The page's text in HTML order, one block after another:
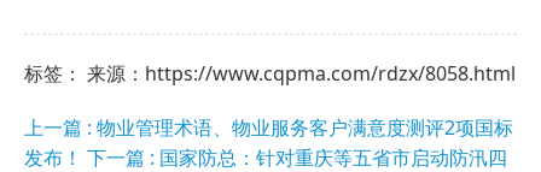
标签： 来源：https://www.cqpma.com/rdzx/8058.html
上一篇 : 物业管理术语、物业服务客户满意度测评2项国标
发布！ 下一篇 : 国家防总：针对重庆等五省市启动防汛四